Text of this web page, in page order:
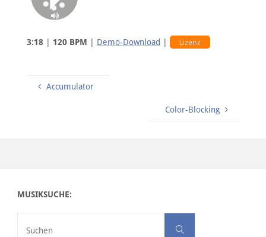
3:18| 120 BPM | Demo-Download | Lizenz
Accumulator
Color-Blocking
MUSIKSUCHE:
Suchen